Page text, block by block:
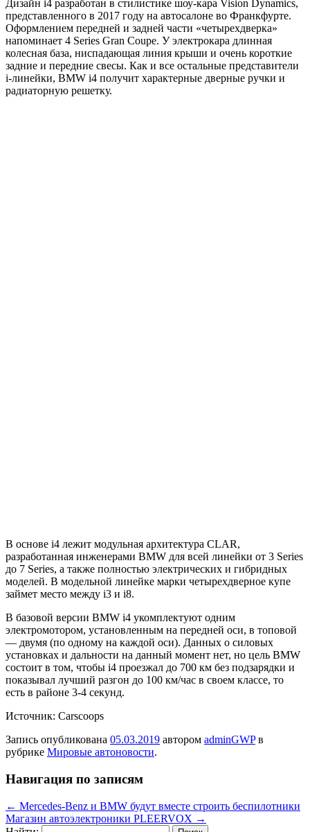
Дизайн i4 разработан в стилистике шоу-кара Vision Dynamics,
представленного в 2017 году на автосалоне во Франкфурте.
Оформлением передней и задней части «четырехдверка»
напоминает 4 Series Gran Coupe. У электрокара длинная
колесная база, ниспадающая линия крыши и очень короткие
задние и передние свесы. Как и все остальные представители
i-линейки, BMW i4 получит характерные дверные ручки и
радиаторную решетку.
В основе i4 лежит модульная архитектура CLAR,
разработанная инженерами BMW для всей линейки от 3 Series
до 7 Series, а также полностью электрических и гибридных
моделей. В модельной линейке марки четырехдверное купе
займет место между i3 и i8.
В базовой версии BMW i4 укомплектуют одним
электромотором, установленным на передней оси, в топовой
— двумя (по одному на каждой оси). Данных о силовых
установках и дальности на данный момент нет, но цель BMW
состоит в том, чтобы i4 проезжал до 700 км без подзарядки и
показывал лучший разгон до 100 км/час в своем классе, то
есть в районе 3-4 секунд.
Источник: Carscoops
Запись опубликована 05.03.2019 автором adminGWPв
рубрике Мировые автоновости.
Навигация по записям
← Mercedes-Benz и BMW будут вместе строить беспилотники
Магазин автоэлектроники PLEERVOX →